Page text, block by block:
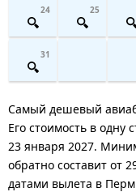
24 25
31
Самый дешевый
Его стоимость в одну
23 января 2027.
обратно составит от
датами вылета в